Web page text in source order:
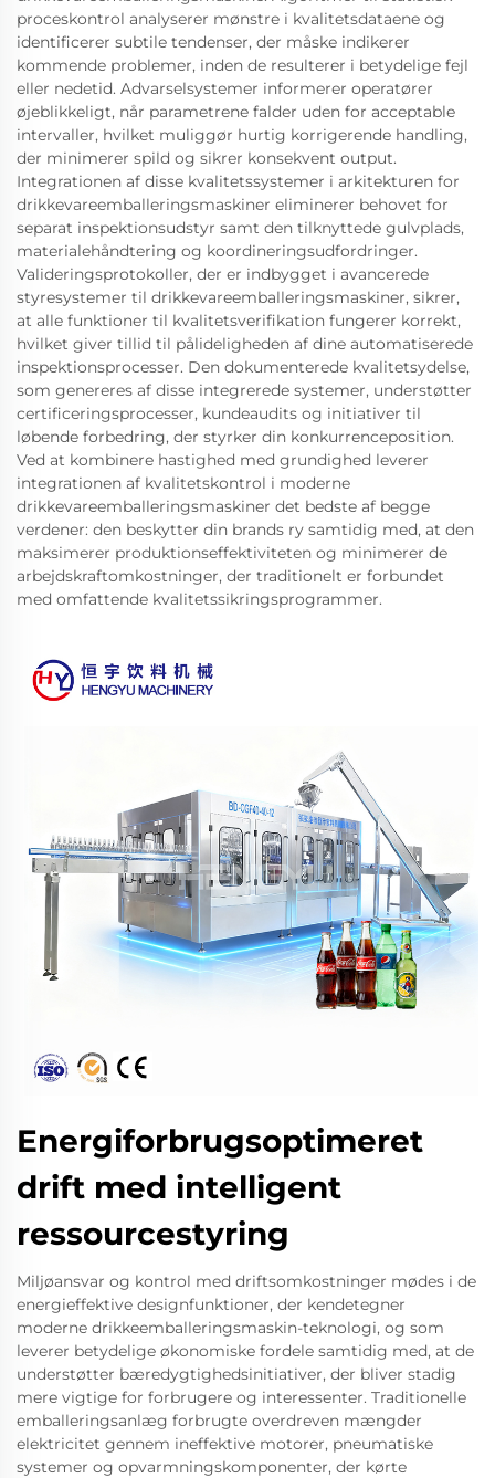
proceskontrol analyserer mønstre i kvalitetsdataene og
identificerer subtile tendenser, der måske indikerer
kommende problemer, inden de resulterer i betydelige fejl
eller nedetid. Advarselsystemer informerer operatører
øjeblikkeligt, når parametrene falder uden for acceptable
intervaller, hvilket muliggør hurtig korrigerende handling,
der minimerer spild og sikrer konsekvent output.
Integrationen af disse kvalitetssystemer i arkitekturen for
drikkevareemballeringsmaskiner eliminerer behovet for
separat inspektionsudstyr samt den tilknyttede gulvplads,
materialehåndtering og koordineringsudfordringer.
Valideringsprotokoller, der er indbygget i avancerede
styresystemer til drikkevareemballeringsmaskiner, sikrer,
at alle funktioner til kvalitetsverifikation fungerer korrekt,
hvilket giver tillid til pålideligheden af dine automatiserede
inspektionsprocesser. Den dokumenterede kvalitetsydelse,
som genereres af disse integrerede systemer, understøtter
certificeringsprocesser, kundeaudits og initiativer til
løbende forbedring, der styrker din konkurrenceposition.
Ved at kombinere hastighed med grundighed leverer
integrationen af kvalitetskontrol i moderne
drikkevareemballeringsmaskiner det bedste af begge
verdener: den beskytter din brands ry samtidig med, at den
maksimerer produktionseffektiviteten og minimerer de
arbejdskraftomkostninger, der traditionelt er forbundet
med omfattende kvalitetssikringsprogrammer.
Energiforbrugsoptimeret
drift med intelligent
ressourcestyring
Miljøansvar og kontrol med driftsomkostninger mødes i de
energieffektive designfunktioner, der kendetegner
moderne drikkeemballeringsmaskin-teknologi, og som
leverer betydelige økonomiske fordele samtidig med, at de
understøtter bæredygtighedsinitiativer, der bliver stadig
mere vigtige for forbrugere og interessenter. Traditionelle
emballeringsanlæg forbrugte overdreven mængder
elektricitet gennem ineffektive motorer, pneumatiske
systemer og opvarmningskomponenter, der kørte